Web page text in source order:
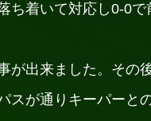
着いて対応し0-0で
が出来ました。そ
スが通りキーパー